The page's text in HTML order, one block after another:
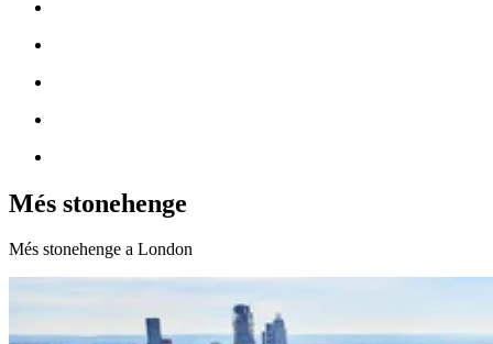
Més stonehenge
Més stonehenge a London